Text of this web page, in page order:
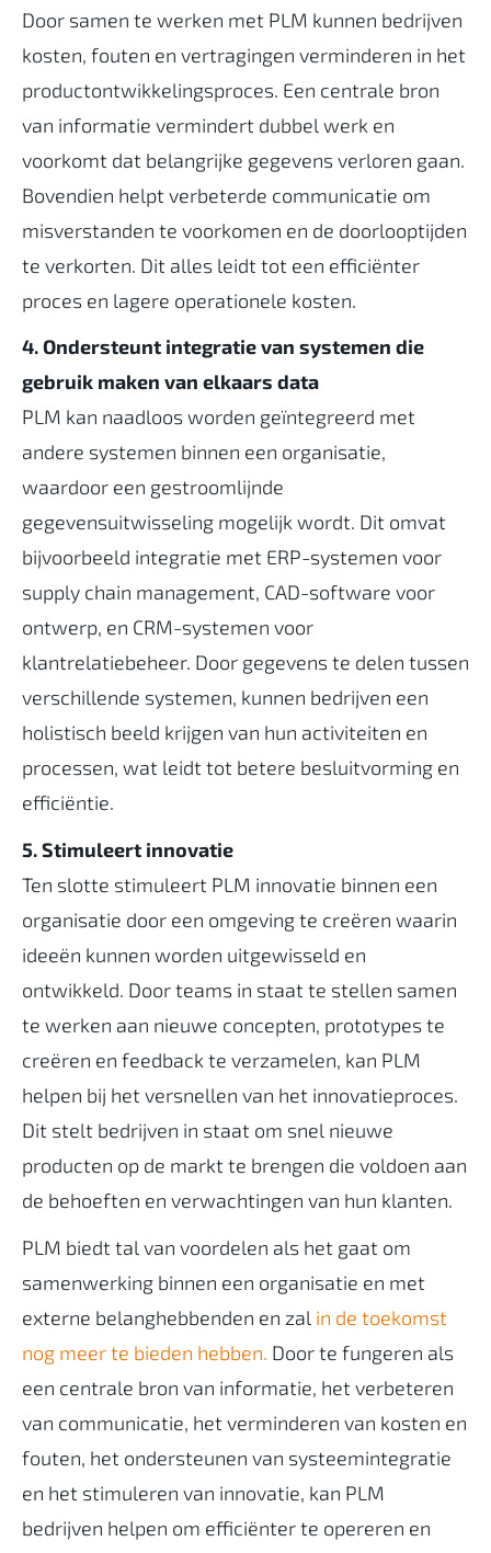
Door samen te werken met PLM kunnen bedrijven
kosten, fouten en vertragingen verminderen in het
productontwikkelingsproces. Een centrale bron
van informatie vermindert dubbel werk en
voorkomt dat belangrijke gegevens verloren gaan.
Bovendien helpt verbeterde communicatie om
misverstanden te voorkomen en de doorlooptijden
te verkorten. Dit alles leidt tot een efficiënter
proces en lagere operationele kosten.
4. Ondersteunt integratie van systemen die
gebruik maken van elkaars data
PLM kan naadloos worden geïntegreerd met
andere systemen binnen een organisatie,
waardoor een gestroomlijnde
gegevensuitwisseling mogelijk wordt. Dit omvat
bijvoorbeeld integratie met ERP-systemen voor
supply chain management, CAD-software voor
ontwerp, en CRM-systemen voor
klantrelatiebeheer. Door gegevens te delen tussen
verschillende systemen, kunnen bedrijven een
holistisch beeld krijgen van hun activiteiten en
processen, wat leidt tot betere besluitvorming en
efficiëntie.
5. Stimuleert innovatie
Ten slotte stimuleert PLM innovatie binnen een
organisatie door een omgeving te creëren waarin
ideeën kunnen worden uitgewisseld en
ontwikkeld. Door teams in staat te stellen samen
te werken aan nieuwe concepten, prototypes te
creëren en feedback te verzamelen, kan PLM
helpen bij het versnellen van het innovatieproces.
Dit stelt bedrijven in staat om snel nieuwe
producten op de markt te brengen die voldoen aan
de behoeften en verwachtingen van hun klanten.
PLM biedt tal van voordelen als het gaat om
samenwerking binnen een organisatie en met
externe belanghebbenden en zal in de toekomst
nog meer te bieden hebben. Door te fungeren als
een centrale bron van informatie, het verbeteren
van communicatie, het verminderen van kosten en
fouten, het ondersteunen van systeemintegratie
en het stimuleren van innovatie, kan PLM
bedrijven helpen om efficiënter te opereren en